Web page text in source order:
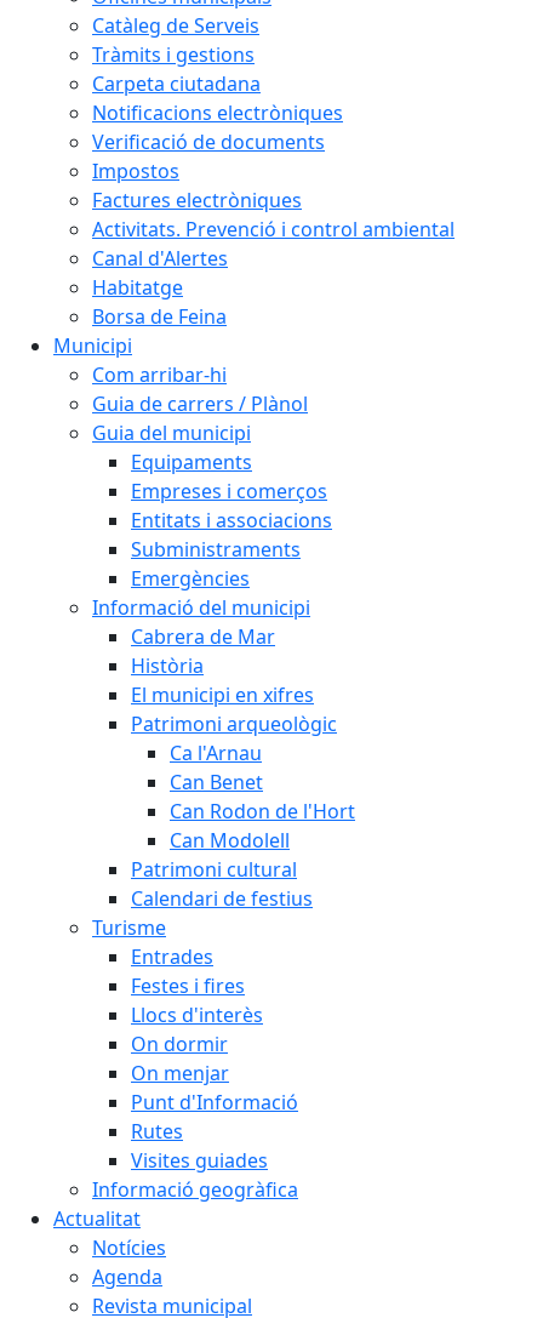
Catàleg de Serveis
Tràmits i gestions
Carpeta ciutadana
Notificacions electròniques
Verificació de documents
Impostos
Factures electròniques
Activitats. Prevenció i control ambiental
Canal d'Alertes
Habitatge
Borsa de Feina
Municipi
Com arribar-hi
Guia de carrers / Plànol
Guia del municipi
Equipaments
Empreses i comerços
Entitats i associacions
Subministraments
Emergències
Informació del municipi
Cabrera de Mar
Història
El municipi en xifres
Patrimoni arqueològic
Ca l'Arnau
Can Benet
Can Rodon de l'Hort
Can Modolell
Patrimoni cultural
Calendari de festius
Turisme
Entrades
Festes i fires
Llocs d'interès
On dormir
On menjar
Punt d'Informació
Rutes
Visites guiades
Informació geogràfica
Actualitat
Notícies
Agenda
Revista municipal